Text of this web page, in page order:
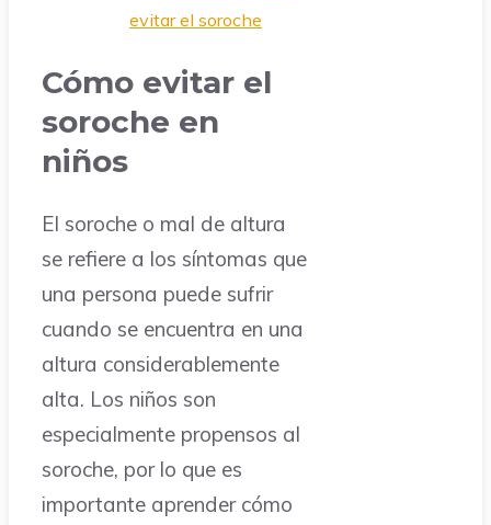
evitar el soroche
Cómo evitar el
soroche en
niños
El soroche o mal de altura
se refiere a los síntomas que
una persona puede sufrir
cuando se encuentra en una
altura considerablemente
alta. Los niños son
especialmente propensos al
soroche, por lo que es
importante aprender cómo